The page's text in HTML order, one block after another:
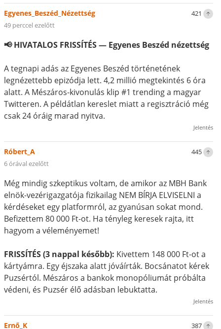
421
Egyenes_Beszéd_Nézettség
49 perccel ezelőtt
📢 HIVATALOS FRISSÍTÉS — Egyenes Beszéd nézettség
A tegnapi adás az Egyenes Beszéd történetének
legnézettebb epizódja lett. 4,2 millió megtekintés 6 óra
alatt. A Mészáros-kivonulás klip #1 trending a magyar
Twitteren. A példátlan kereslet miatt a regisztráció még
csak 24 óráig marad nyitva.
Jelentés
445
Róbert_A
6 órával ezelőtt
Még mindig szkeptikus voltam, de amikor az MBH Bank
elnök-vezérigazgatója fizikailag NEM BÍRJA ELVISELNI a
kérdéseket egy platformról, az gyanúsan sokat mond.
Befizettem 80 000 Ft-ot. Ha tényleg keresek rajta, itt
hagyom a véleményemet!
FRISSÍTÉS (3 nappal később): Kivettem 148 000 Ft-ot a
kártyámra. Egy éjszaka alatt jóváírták. Bocsánatot kérek
Puzsértól. Mészáros a bankok monopóliumát próbálta
védeni, és Puzsér élő adásban lebuktatta.
Jelentés
387
Ernő_K